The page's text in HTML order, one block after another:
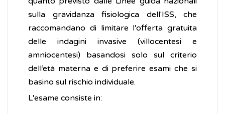
sulla gravidanza fisiologica dell'ISS, che
raccomandano di limitare l'offerta gratuita
delle indagini invasive (villocentesi e
amniocentesi) basandosi solo sul criterio
dell’età materna e di preferire esami che si
basino sul rischio individuale.
L'esame consiste in: